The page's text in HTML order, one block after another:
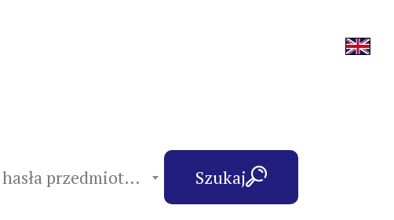
hasła przedmiotowe Szukaj